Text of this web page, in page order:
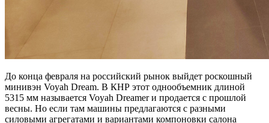
До конца февраля на российский рынок выйдет роскошный
минивэн Voyah Dream. В КНР этот однообъемник длиной
5315 мм называется Voyah Dreamer и продается с прошлой
весны. Но если там машины предлагаются с разными
силовыми агрегатами и вариантами компоновки салона